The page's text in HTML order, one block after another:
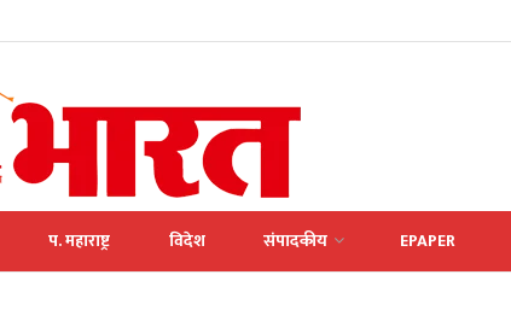
प. महाराष्ट्र विदेश संपादकीय EPAPER